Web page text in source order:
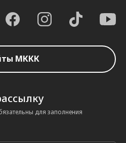
МККК
для заполнения